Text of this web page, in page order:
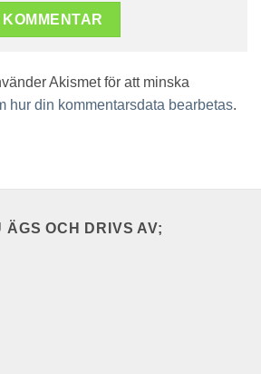
Akismet för att minska
hur din kommentarsdata bearbetas.
OCH DRIVS AV;